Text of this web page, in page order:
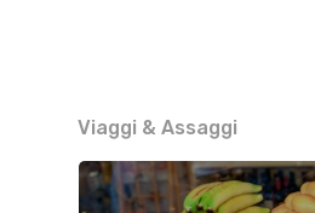
Viaggi & Assaggi